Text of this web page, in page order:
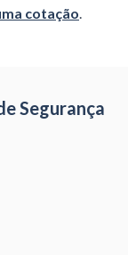
cotação.
Segurança